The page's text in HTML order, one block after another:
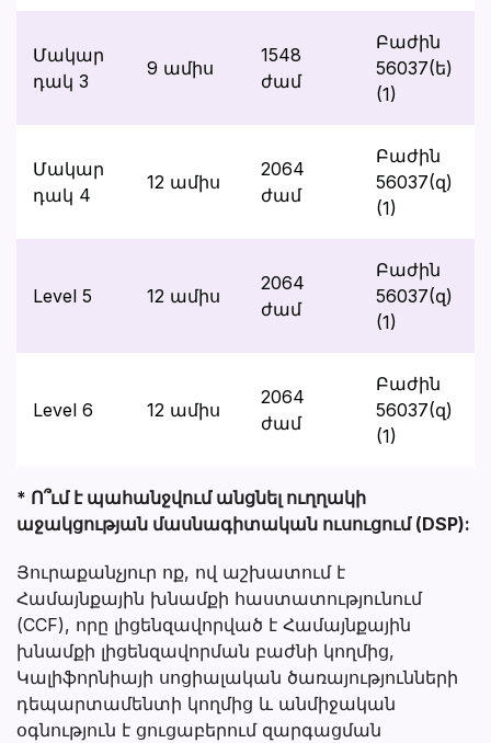
Մակար
դակ 3
9 ամիս
1548
ժամ
Բաժին
56037(ե)
(1)
Մակար
դակ 4
12 ամիս
2064
ժամ
Բաժին
56037(զ)
(1)
Level 5 12 ամիս
2064
ժամ
Բաժին
56037(զ)
(1)
Level 6 12 ամիս
2064
ժամ
Բաժին
56037(զ)
(1)
* Ո՞ւմ է պահանջվում անցնել ուղղակի
աջակցության մասնագիտական ուսուցում (DSP):
Յուրաքանչյուր ոք, ով աշխատում է
Համայնքային խնամքի հաստատությունում
(CCF), որը լիցենզավորված է Համայնքային
խնամքի լիցենզավորման բաժնի կողմից,
Կալիֆորնիայի սոցիալական ծառայությունների
դեպարտամենտի կողմից և անմիջական
օգնություն է ցուցաբերում զարգացման